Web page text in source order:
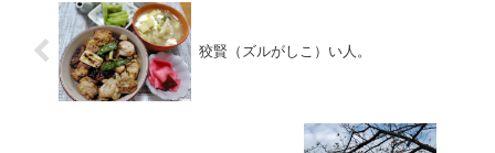
狡賢（ズルがしこ）い人。